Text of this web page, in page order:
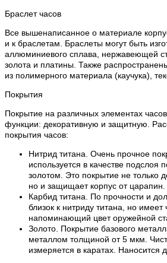
Браслет часов
Все вышенаписанное о материале
и к браслетам. Браслеты могут быть
аллюминиевого сплава, нержавеющей
золота и платины. Также
из полимерного материала (каучука),
Покрытия
Покрытие на различных элементах
функции: декоративную и защитную.
покрытия часов:
Нитрид титана. Очень прочное
используется в качестве подслоя
золотом. Это покрытие не только
но и защищает корпус от царапин.
Карбид титана. По прочности и
близок к нитриду титана, но
напоминающий цвет оружейной
Золото. Покрытие базового
металлом толщиной от 5 мкм.
измеряется в каратах. Наносится